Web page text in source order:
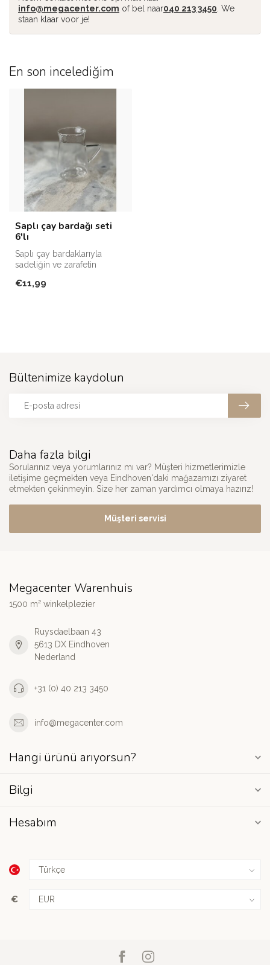
info@megacenter.com of bel naar040 213 3450 . We
staan klaar voor je!
En son incelediğim
Saplı çay bardağı seti
6'lı
Saplı çay bardaklarıyla
sadeliğin ve zarafetin
keşfedin.
€11,99
Daha fazla bilgi
Sorularınız veya yorumlarınız mı var? Müşteri hizmetlerimizle
iletişime geçmekten veya Eindhoven'daki mağazamızı ziyaret
etmekten çekinmeyin. Size her zaman yardımcı olmaya hazırız!
Müşteri servisi
Bültenimize kaydolun
Megacenter Warenhuis
1500 m² winkelplezier
Ruysdaelbaan 43
5613 DX Eindhoven
Nederland
+31 (0) 40 213 3450
info@megacenter.com
Hangi ürünü arıyorsun?
Bilgi
Hesabım
€